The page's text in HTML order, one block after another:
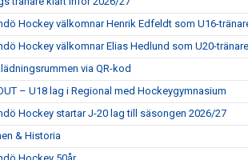
Hockey välkomnar Henrik Edfeldt som U16-
Hockey välkomnar Elias Hedlund som U20-tränare
via QR-kod
– U18 lag i Regional med Hockeygymnasium
Hockey startar J-20 lag till säsongen 2026/27
& Historia